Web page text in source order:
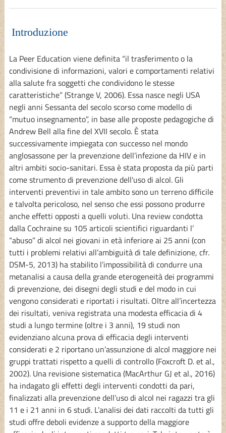
Introduzione
La Peer Education viene definita “il trasferimento o la
condivisione di informazioni, valori e comportamenti relativi
alla salute fra soggetti che condividono le stesse
caratteristiche” (Strange V, 2006). Essa nasce negli USA
negli anni Sessanta del secolo scorso come modello di
“mutuo insegnamento”, in base alle proposte pedagogiche di
Andrew Bell alla fine del XVII secolo. È stata
successivamente impiegata con successo nel mondo
anglosassone per la prevenzione dell’infezione da HIV e in
altri ambiti socio-sanitari. Essa è stata proposta da più parti
come strumento di prevenzione dell'uso di alcol. Gli
interventi preventivi in tale ambito sono un terreno difficile
e talvolta pericoloso, nel senso che essi possono produrre
anche effetti opposti a quelli voluti. Una review condotta
dalla Cochraine su 105 articoli scientifici riguardanti l’
“abuso” di alcol nei giovani in età inferiore ai 25 anni (con
tutti i problemi relativi all’ambiguità di tale definizione, cfr.
DSM-5, 2013) ha stabilito l’impossibilità di condurre una
metanalisi a causa della grande eterogeneità dei programmi
di prevenzione, dei disegni degli studi e del modo in cui
vengono considerati e riportati i risultati. Oltre all’incertezza
dei risultati, veniva registrata una modesta efficacia di 4
studi a lungo termine (oltre i 3 anni), 19 studi non
evidenziano alcuna prova di efficacia degli interventi
considerati e 2 riportano un’assunzione di alcol maggiore nei
gruppi trattati rispetto a quelli di controllo (Foxcroft D. et al.,
2002). Una revisione sistematica (MacArthur GJ et al., 2016)
ha indagato gli effetti degli interventi condotti da pari,
finalizzati alla prevenzione dell’uso di alcol nei ragazzi tra gli
11 e i 21 anni in 6 studi. L’analisi dei dati raccolti da tutti gli
studi offre deboli evidenze a supporto della maggiore